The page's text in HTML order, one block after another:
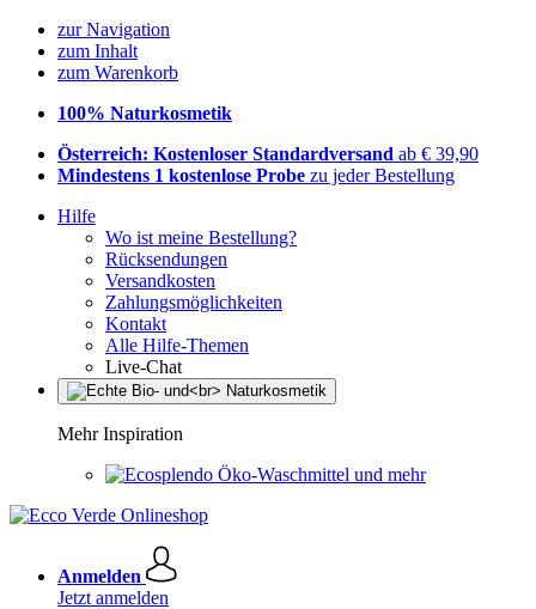
zur Navigation
zum Inhalt
zum Warenkorb
100% Naturkosmetik
Österreich: Kostenloser Standardversand ab € 39,90
Mindestens 1 kostenlose Probe zu jeder Bestellung
Hilfe
Wo ist meine Bestellung?
Rücksendungen
Versandkosten
Zahlungsmöglichkeiten
Kontakt
Alle Hilfe-Themen
Live-Chat
Mehr Inspiration
Öko-Waschmittel und mehr
Anmelden
Jetzt anmelden